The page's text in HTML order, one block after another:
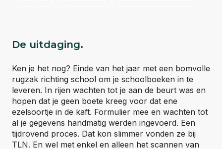
De uitdaging.
Ken je het nog? Einde van het jaar met een bomvolle
rugzak richting school om je schoolboeken in te
leveren. In rijen wachten tot je aan de beurt was en
hopen dat je geen boete kreeg voor dat ene
ezelsoortje in de kaft. Formulier mee en wachten tot
al je gegevens handmatig werden ingevoerd. Een
tijdrovend proces. Dat kon slimmer vonden ze bij
TLN. En wel met enkel en alleen het scannen van